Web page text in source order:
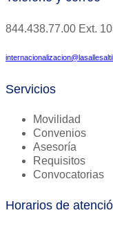
844.438.77.00 Ext.
Servicios
Movilidad
Convenios
Asesoría
Requisitos
Convocatorias
Horarios de